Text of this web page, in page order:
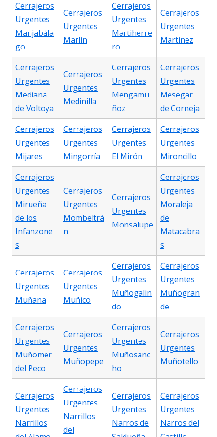
Cerrajeros
Urgentes
Manjabála
go
Cerrajeros
Urgentes
Marlín
Cerrajeros
Urgentes
Martiherre
ro
Cerrajeros
Urgentes
Martínez
Cerrajeros
Urgentes
Mediana
de Voltoya
Cerrajeros
Urgentes
Medinilla
Cerrajeros
Urgentes
Mengamu
ñoz
Cerrajeros
Urgentes
Mesegar
de Corneja
Cerrajeros
Urgentes
Mijares
Cerrajeros
Urgentes
Mingorría
Cerrajeros
Urgentes
El Mirón
Cerrajeros
Urgentes
Mironcillo
Cerrajeros
Urgentes
Mirueña
de los
Infanzone
s
Cerrajeros
Urgentes
Mombeltrá
n
Cerrajeros
Urgentes
Monsalupe
Cerrajeros
Urgentes
Moraleja
de
Matacabra
s
Cerrajeros
Urgentes
Muñana
Cerrajeros
Urgentes
Muñico
Cerrajeros
Urgentes
Muñogalin
do
Cerrajeros
Urgentes
Muñogran
de
Cerrajeros
Urgentes
Muñomer
del Peco
Cerrajeros
Urgentes
Muñopepe
Cerrajeros
Urgentes
Muñosanc
ho
Cerrajeros
Urgentes
Muñotello
Cerrajeros
Urgentes
Narrillos
Cerrajeros
Urgentes
Narrillos
del
Cerrajeros
Urgentes
Narros de
Cerrajeros
Urgentes
Narros del